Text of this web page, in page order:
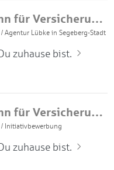
Ausbildung zum Kaufmann für Versicherungen und Finanzanlagen 2027 (m/w/d)
/Agentur Lübke in Segeberg-Stadt
zuhause bist.
Ausbildung zum Kaufmann für Versicherungen und Finanzanlagen 2027 (m/w/d)
/ Initiativbewerbung
zuhause bist.